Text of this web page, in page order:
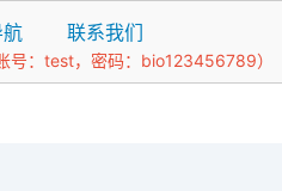
联系我们
号：test，密码：bio123456789）